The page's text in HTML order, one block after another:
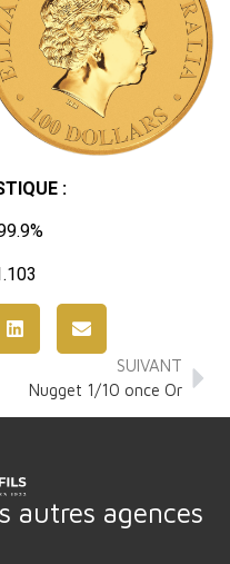
:
SUIVANT
Nugget 1/10 once Or
autres agences